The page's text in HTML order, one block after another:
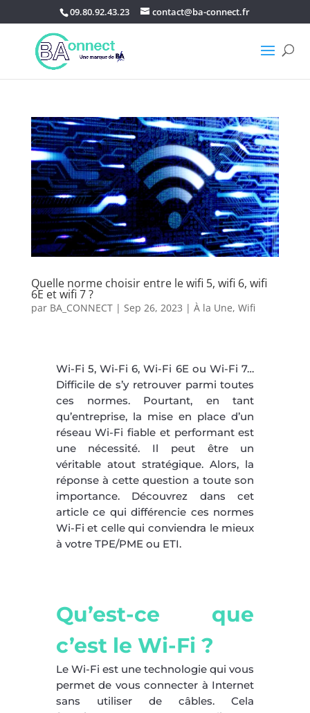
09.80.92.43.23 contact@ba-connect.fr
Quelle norme choisir entre le wifi 5, wifi 6, wifi
6E et wifi 7 ?
par BA_CONNECT| Sep 26, 2023 | À la Une, Wifi
Wi-Fi 5, Wi-Fi 6, Wi-Fi 6E ou Wi-Fi 7…
Difficile de s’y retrouver parmi toutes
ces normes. Pourtant, en tant
qu’entreprise, la mise en place d’un
réseau Wi-Fi fiable et performant est
une nécessité. Il peut être un
véritable atout stratégique. Alors, la
réponse à cette question a toute son
importance. Découvrez dans cet
article ce qui différencie ces normes
Wi-Fi et celle qui conviendra le mieux
à votre TPE/PME ou ETI.
Qu’est-ce que
c’est le Wi-Fi ?
Le Wi-Fi est une technologie qui vous
permet de vous connecter à Internet
sans utiliser de câbles. Cela